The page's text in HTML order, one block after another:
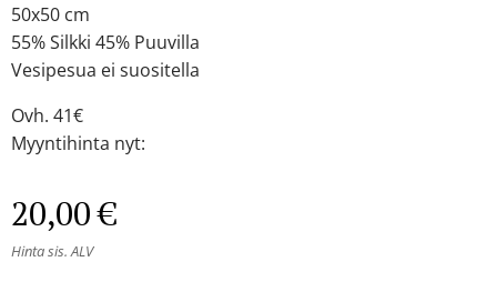
50x50 cm
55% Silkki 45% Puuvilla
Vesipesua ei suositella
Ovh. 41€
Myyntihinta nyt:
20,00€
Hinta sis. ALV